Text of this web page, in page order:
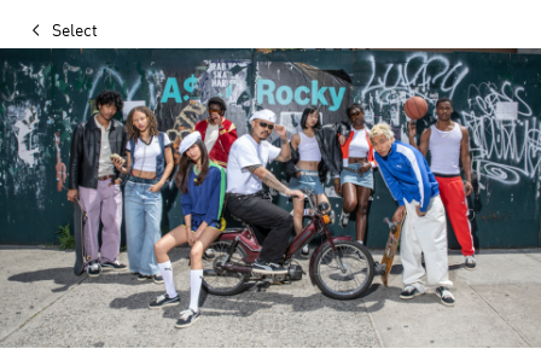
Select